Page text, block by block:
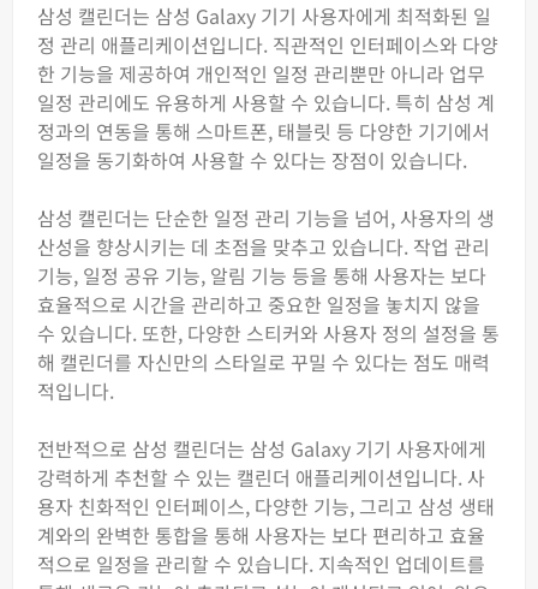
삼성 캘린더는 삼성 Galaxy 기기 사용자에게 최적화된 일
정 관리 애플리케이션입니다. 직관적인 인터페이스와 다양
한 기능을 제공하여 개인적인 일정 관리뿐만 아니라 업무
일정 관리에도 유용하게 사용할 수 있습니다. 특히 삼성 계
정과의 연동을 통해 스마트폰, 태블릿 등 다양한 기기에서
일정을 동기화하여 사용할 수 있다는 장점이 있습니다.
삼성 캘린더는 단순한 일정 관리 기능을 넘어, 사용자의 생
산성을 향상시키는 데 초점을 맞추고 있습니다. 작업 관리
기능, 일정 공유 기능, 알림 기능 등을 통해 사용자는 보다
효율적으로 시간을 관리하고 중요한 일정을 놓치지 않을
수 있습니다. 또한, 다양한 스티커와 사용자 정의 설정을 통
해 캘린더를 자신만의 스타일로 꾸밀 수 있다는 점도 매력
적입니다.
전반적으로 삼성 캘린더는 삼성 Galaxy 기기 사용자에게
강력하게 추천할 수 있는 캘린더 애플리케이션입니다. 사
용자 친화적인 인터페이스, 다양한 기능, 그리고 삼성 생태
계와의 완벽한 통합을 통해 사용자는 보다 편리하고 효율
적으로 일정을 관리할 수 있습니다. 지속적인 업데이트를